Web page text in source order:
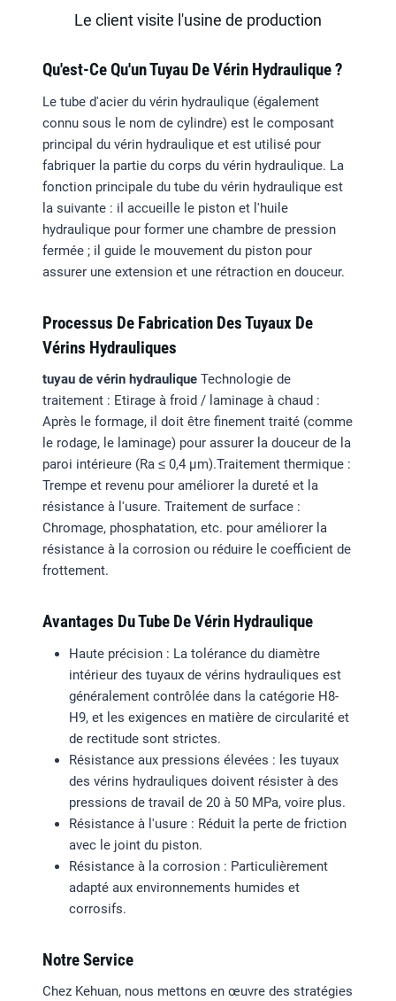
Le client visite l'usine de production
Qu'est-Ce Qu'un Tuyau De Vérin Hydraulique ?
Le tube d'acier du vérin hydraulique (également
connu sous le nom de cylindre) est le composant
principal du vérin hydraulique et est utilisé pour
fabriquer la partie du corps du vérin hydraulique. La
fonction principale du tube du vérin hydraulique est
la suivante : il accueille le piston et l'huile
hydraulique pour former une chambre de pression
fermée ; il guide le mouvement du piston pour
assurer une extension et une rétraction en douceur.
Processus De Fabrication Des Tuyaux De
Vérins Hydrauliques
tuyau de vérin hydraulique Technologie de
traitement : Etirage à froid / laminage à chaud :
Après le formage, il doit être finement traité (comme
le rodage, le laminage) pour assurer la douceur de la
paroi intérieure (Ra ≤ 0,4 μm).Traitement thermique :
Trempe et revenu pour améliorer la dureté et la
résistance à l'usure. Traitement de surface :
Chromage, phosphatation, etc. pour améliorer la
résistance à la corrosion ou réduire le coefficient de
frottement.
Avantages Du Tube De Vérin Hydraulique
Haute précision : La tolérance du diamètre
intérieur des tuyaux de vérins hydrauliques est
généralement contrôlée dans la catégorie H8-
H9, et les exigences en matière de circularité et
de rectitude sont strictes.
Résistance aux pressions élevées : les tuyaux
des vérins hydrauliques doivent résister à des
pressions de travail de 20 à 50 MPa, voire plus.
Résistance à l'usure : Réduit la perte de friction
avec le joint du piston.
Résistance à la corrosion : Particulièrement
adapté aux environnements humides et
corrosifs.
Notre Service
Chez Kehuan, nous mettons en œuvre des stratégies